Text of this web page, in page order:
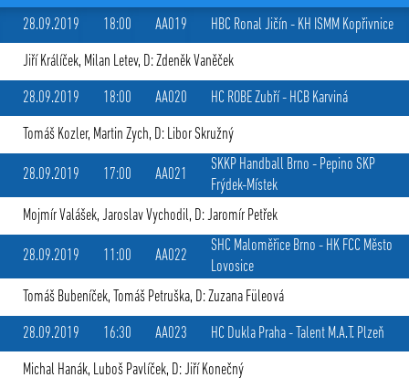
28.09.2019
18:00 AA019 HBC Ronal Jičín - KH ISMM Kopřivnice
Jiří Králíček, Milan Letev, D: Zdeněk Vaněček
28.09.2019 18:00 AA020 HC ROBE Zubří- HCB Karviná
Tomáš Kozler, Martin Zych, D: Libor Skružný
28.09.2019 17:00 AA021
SKKP Handball Brno - Pepino SKP
Frýdek-Místek
Mojmír Valášek, Jaroslav Vychodil, D: Jaromír Petřek
28.09.2019 11:00 AA022
SHC Maloměřice Brno - HK FCC Město
Lovosice
Tomáš Bubeníček, Tomáš Petruška, D: Zuzana Füleová
28.09.2019 16:30 AA023 HC Dukla Praha- Talent M.A.T. Plzeň
Michal Hanák, Luboš Pavlíček, D: Jiří Konečný